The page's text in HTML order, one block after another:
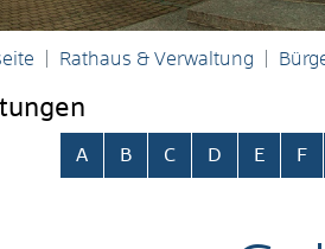
Rathaus & Verwaltung
Register
A B C D E F